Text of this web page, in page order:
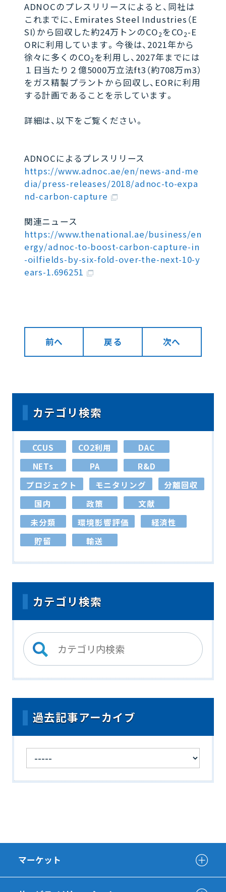
ADNOCのプレスリリースによると、同社は
これまでに、Emirates Steel Industries（E
SI）から回収した約24万トンのCO2をCO2-E
ORに利用しています。今後は、2021年から
徐々に多くのCO2を利用し、2027年までには
１日当たり２億5000万立法ft3（約708万m3）
をガス精製プラントから回収し、EORに利用
する計画であることを示しています。
詳細は、以下をご覧ください。
ADNOCによるプレスリリース
https://www.adnoc.ae/en/news-and-me
dia/press-releases/2018/adnoc-to-expa
nd-carbon-capture
関連ニュース
https://www.thenational.ae/business/en
ergy/adnoc-to-boost-carbon-capture-in
-oilfields-by-six-fold-over-the-next-10-y
ears-1.696251
前へ 戻る 次へ
カテゴリ検索
CCUS CO2利用
DAC
NETs
PA
R&D
プロジェクト
モニタリング
分離回収
国内
政策
文献
未分類
環境影響評価
経済性
貯留
輸送
カテゴリ検索
過去記事アーカイブ
マーケット